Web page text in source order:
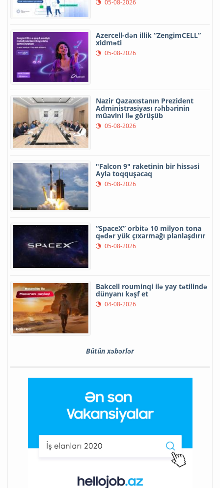
05-08-2026
Azercell-dən illik “ZengimCELL”
xidməti
05-08-2026
Nazir Qazaxıstanın Prezident
Administrasiyası rəhbərinin
müavini ilə görüşüb
05-08-2026
"Falcon 9" raketinin bir hissəsi
Ayla toqquşacaq
05-08-2026
“SpaceX” orbitə 10 milyon tona
qədər yük çıxarmağı planlaşdırır
05-08-2026
Bakcell rouminqi ilə yay tətilində
dünyanı kəşf et
04-08-2026
Bütün xəbərlər